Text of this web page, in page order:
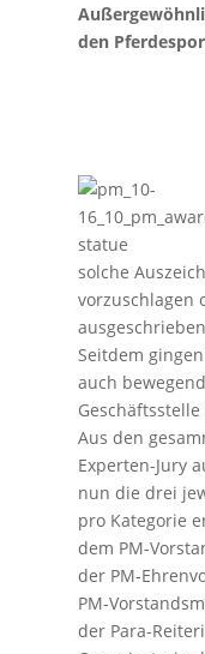
den
solche
vorzuschlagen
Seitdem
auch
Geschäftsstelle
Aus den
Experten-Jury
nun die drei
pro Kategorie
dem PM-
der PM-
PM-
der Para-